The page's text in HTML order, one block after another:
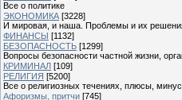
Все о политике
ЭКОНОМИКА [3228]
И мировая, и наша. Проблемы и их
ФИНАНСЫ [1132]
БЕЗОПАСНОСТЬ [1299]
Вопросы безопасности частной жизни,
КРИМИНАЛ [109]
РЕЛИГИЯ [5200]
Все о религиозных течениях, плюсы,
Афоризмы, притчи [745]